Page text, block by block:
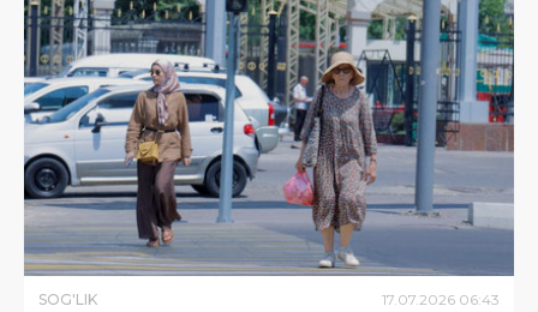
SOG'LIK 17.07.2026 06:43